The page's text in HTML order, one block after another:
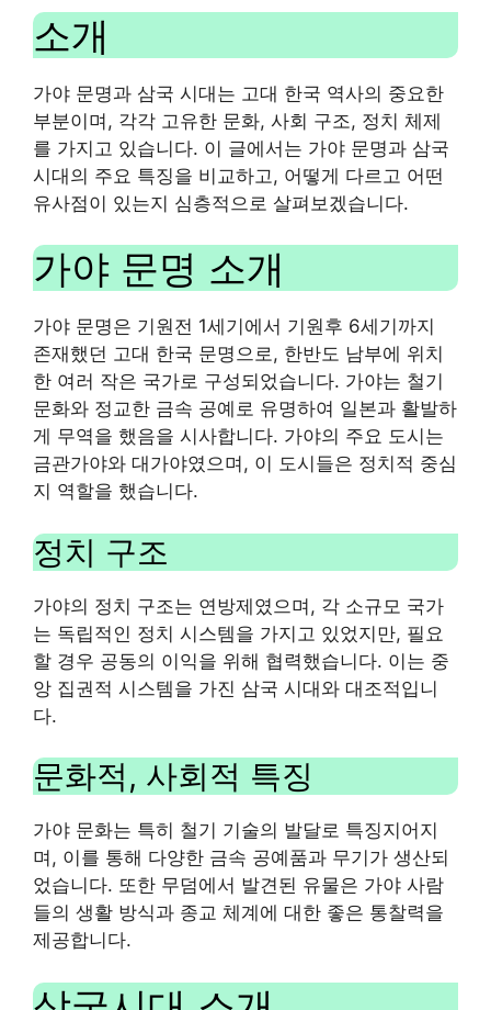
소개
가야 문명과 삼국 시대는 고대 한국 역사의 중요한
부분이며, 각각 고유한 문화, 사회 구조, 정치 체제
를 가지고 있습니다. 이 글에서는 가야 문명과 삼국
시대의 주요 특징을 비교하고, 어떻게 다르고 어떤
유사점이 있는지 심층적으로 살펴보겠습니다.
가야 문명 소개
가야 문명은 기원전 1세기에서 기원후 6세기까지
존재했던 고대 한국 문명으로, 한반도 남부에 위치
한 여러 작은 국가로 구성되었습니다. 가야는 철기
문화와 정교한 금속 공예로 유명하여 일본과 활발하
게 무역을 했음을 시사합니다. 가야의 주요 도시는
금관가야와 대가야였으며, 이 도시들은 정치적 중심
지 역할을 했습니다.
정치 구조
가야의 정치 구조는 연방제였으며, 각 소규모 국가
는 독립적인 정치 시스템을 가지고 있었지만, 필요
할 경우 공동의 이익을 위해 협력했습니다. 이는 중
앙 집권적 시스템을 가진 삼국 시대와 대조적입니
다.
문화적, 사회적 특징
가야 문화는 특히 철기 기술의 발달로 특징지어지
며, 이를 통해 다양한 금속 공예품과 무기가 생산되
었습니다. 또한 무덤에서 발견된 유물은 가야 사람
들의 생활 방식과 종교 체계에 대한 좋은 통찰력을
제공합니다.